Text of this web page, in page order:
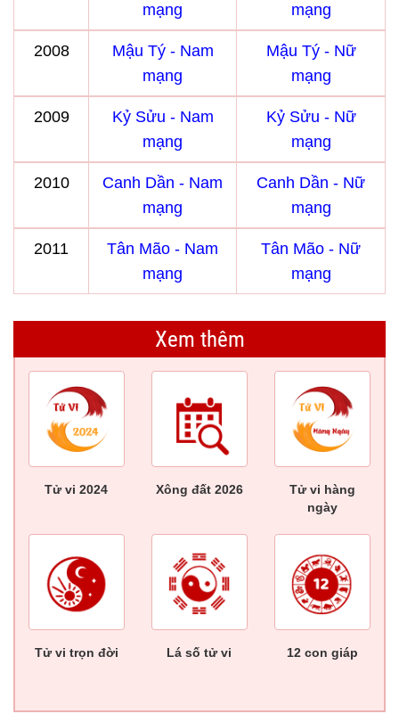
mạng
mạng
2008
Mậu Tý - Nam
mạng
Mậu Tý - Nữ
mạng
2009
Kỷ Sửu - Nam
mạng
Kỷ Sửu - Nữ
mạng
2010
Canh Dần - Nam
mạng
Canh Dần - Nữ
mạng
2011
Tân Mão - Nam
mạng
Tân Mão - Nữ
mạng
Xem thêm
Tử vi 2024 Xông đất 2026
Tử vi hàng
ngày
Tử vi trọn đời Lá số tử vi 12 con giáp